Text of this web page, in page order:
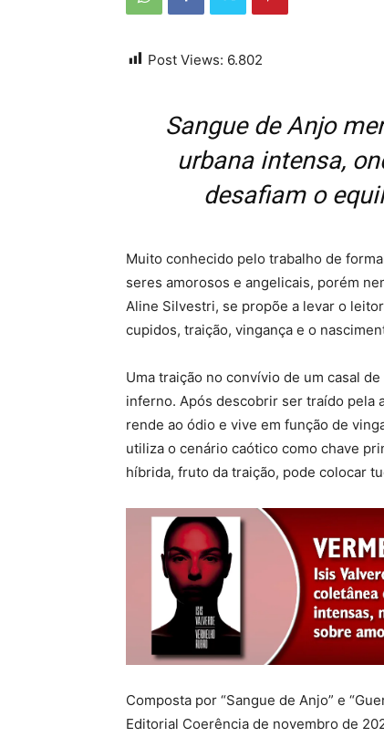
Post Views: 6.802
Sangue de Anjo
urbana intensa,
desafiam o
Muito conhecido pelo trabalho de
seres amorosos e angelicais, porém
Aline Silvestri, se propõe a levar o
cupidos, traição, vingança e o
Uma traição no convívio de um casal
inferno. Após descobrir ser traído pela
rende ao ódio e vive em função de
utiliza o cenário caótico como chave
híbrida, fruto da traição, pode colocar
Composta por “Sangue de Anjo” e
Editorial Coerência de novembro de